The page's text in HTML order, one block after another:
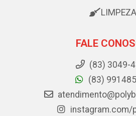
LIMPEZA
FALE
(83) 3049-
(83)
instagram.com/